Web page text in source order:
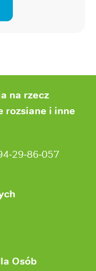
na rzecz
rozsiane i inne
Osób